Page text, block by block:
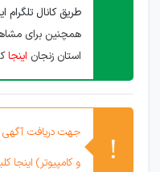
طریق کانال تلگرام
همچنین برای
استان زنجان اینجا
جهت دریافت آگهی
و کامپیوتر) اینجا